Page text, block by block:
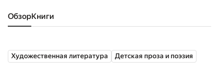
Обзор книги
Художественная литература Детская проза и поэзия